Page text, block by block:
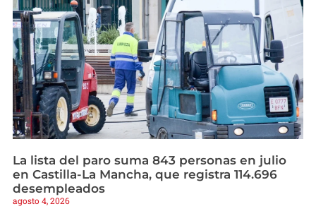
La lista del paro suma 843 personas en julio
en Castilla-La Mancha, que registra 114.696
desempleados
agosto 4, 2026